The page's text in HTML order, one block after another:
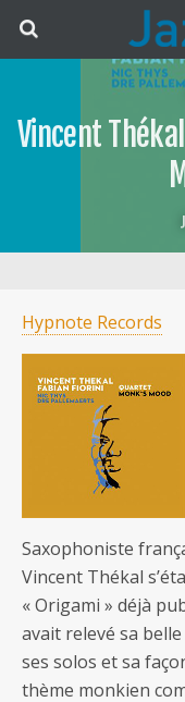
Vincent
Hypnote Records
Saxophoniste
Vincent Thékal
« Origami » déjà
avait relevé sa
ses solos et sa
thème monkien